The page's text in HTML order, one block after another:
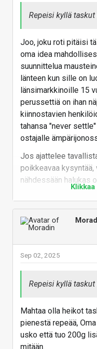
Repeisi kyllä
Joo, joku roti pitäisi
oma idea
suunnittelua
länteen kun sille on
länsimarkkinoille 15
perussettiä on ihan
kiinnostavien
tahansa "never
ostajalle
Jos ajattelee
poikkeavaa
nähdessään halukas
grammaa painavia
vähän isompi akku ja
ilman kaikenlaisia
sisäänrakennettuja
on ihan oma jenginsä
maksukyvyssä
suoraan lisätä
Ultrasta vaan joku 30-
Ja onhan näitä
joitain vähän
isohkolla akulla jo
Sep 02, 2025
Repeisi kyllä
Mahtaa olla heikot
pienestä repeää,
usko että tuo 200g
mitään.